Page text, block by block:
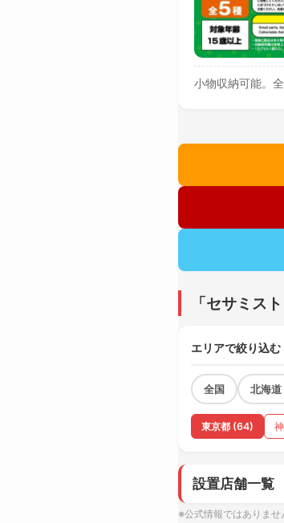
小物収納可能。
「セサミス
エリアで絞り込む
全国 北海
東京都 (64)
設置店舗一覧
※公式情報ではありませ